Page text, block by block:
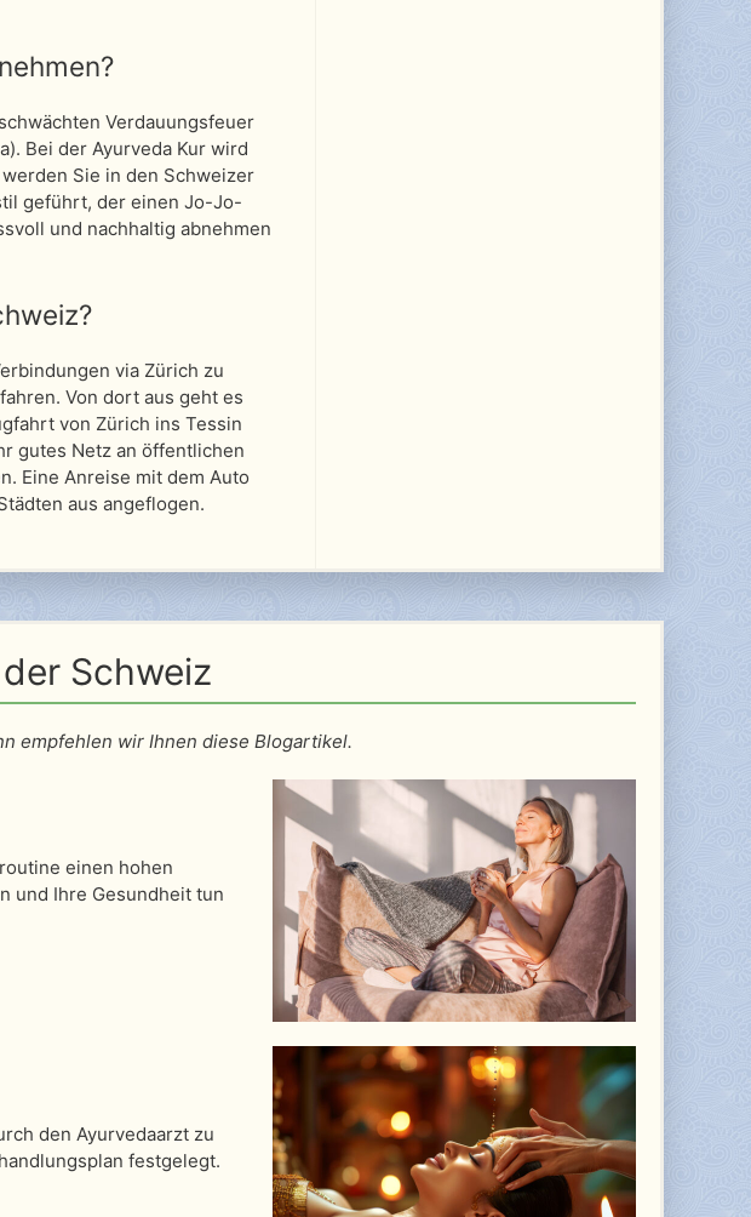
Verdauungsfeuer
Bei der Ayurveda Kur wird
Sie in den Schweizer
geführt, der einen Jo-Jo-
und nachhaltig abnehmen
via Zürich zu
Von dort aus geht es
von Zürich ins Tessin
gutes Netz an öffentlichen
Eine Anreise mit dem Auto
aus angeflogen.
Schweiz
empfehlen wir Ihnen diese Blogartikel.
einen hohen
und Ihre Gesundheit tun
den Ayurvedaarzt zu
festgelegt.